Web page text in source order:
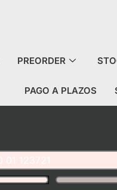
PREORDER
PAGO A PLAZOS